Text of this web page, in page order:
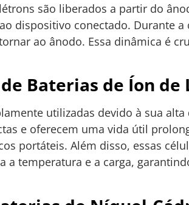
são liberados a partir do
dispositivo conectado. Durante a
ao ânodo. Essa dinâmica é
Baterias de Íon de
utilizadas devido à sua
e oferecem uma vida útil
portáteis. Além disso, essas
a temperatura e a carga,